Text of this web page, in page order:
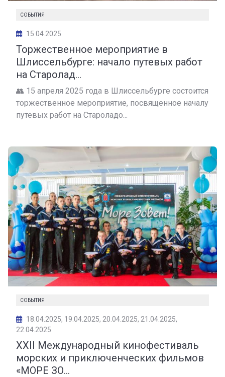
СОБЫТИЯ
15.04.2025
Торжественное мероприятие в
Шлиссельбурге: начало путевых работ
на Старолад...
👥 15 апреля 2025 года в Шлиссельбурге состоится
торжественное мероприятие, посвященное началу
путевых работ на Староладо...
СОБЫТИЯ
18.04.2025, 19.04.2025, 20.04.2025, 21.04.2025,
22.04.2025
XXII Международный кинофестиваль
морских и приключенческих фильмов
«МОРЕ ЗО...